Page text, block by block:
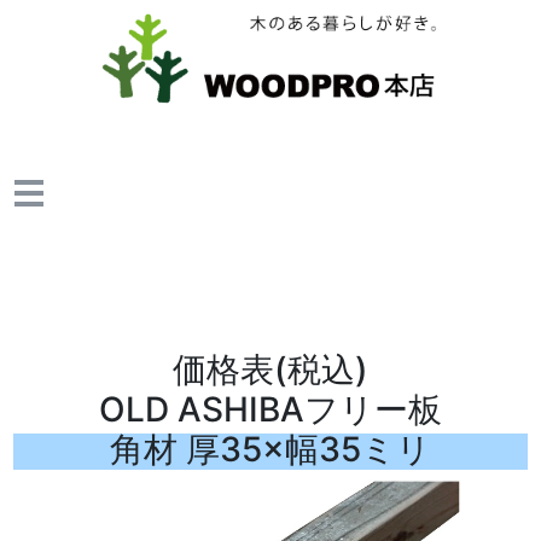
価格表(税込)
OLD ASHIBAフリー板
角材 厚35×幅35ミリ